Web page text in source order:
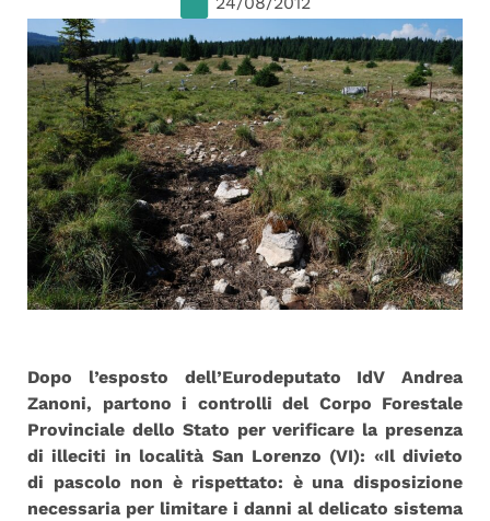
Dopo l’esposto dell’Eurodeputato IdV Andrea
Zanoni, partono i controlli del Corpo Forestale
Provinciale dello Stato per verificare la presenza
di illeciti in località San Lorenzo (VI): «Il divieto
di pascolo non è rispettato: è una disposizione
necessaria per limitare i danni al delicato sistema